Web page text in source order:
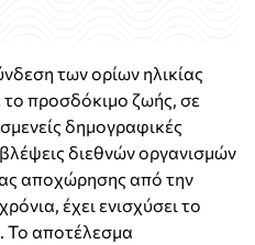
των ορίων ηλικίας
προσδόκιμο ζωής, σε
δημογραφικές
διεθνών οργανισμών
αποχώρησης από την
έχει ενισχύσει το
Το αποτέλεσμα